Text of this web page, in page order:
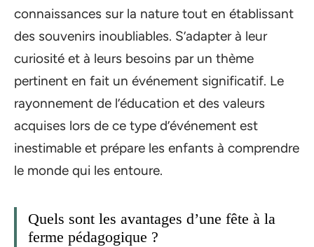
connaissances sur la nature tout en établissant
des souvenirs inoubliables. S’adapter à leur
curiosité et à leurs besoins par un thème
pertinent en fait un événement significatif. Le
rayonnement de l’éducation et des valeurs
acquises lors de ce type d’événement est
inestimable et prépare les enfants à comprendre
le monde qui les entoure.
Quels sont les avantages d’une fête à la
ferme pédagogique ?